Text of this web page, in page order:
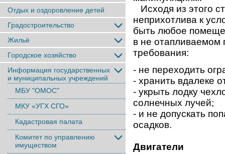
Отдых и оздоровление детей
Градостроительство
Жильё
Городское хозяйство
Информация государственных
и муниципальных учреждений
МБУ "ОМОС"
МКУ «УГХ СГО»
Кадастровая палата
Комитет по управлению
имуществом
Исходя из этого
неприхотлива к
быть любое
в не отапливаемом
требования:
- не переходить
- хранить вдалеке
- укрыть лодку
солнечных лучей;
- и не допускать
осадков.
Двигатели